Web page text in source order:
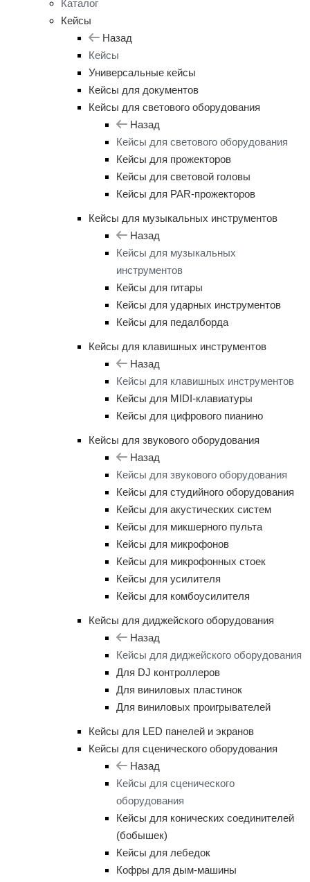
Каталог
Кейсы
Назад
Кейсы
Универсальные кейсы
Кейсы для документов
Кейсы для светового оборудования
Назад
Кейсы для светового оборудования
Кейсы для прожекторов
Кейсы для световой головы
Кейсы для PAR-прожекторов
Кейсы для музыкальных инструментов
Назад
Кейсы для музыкальных
инструментов
Кейсы для гитары
Кейсы для ударных инструментов
Кейсы для педалборда
Кейсы для клавишных инструментов
Назад
Кейсы для клавишных инструментов
Кейсы для MIDI-клавиатуры
Кейсы для цифрового пианино
Кейсы для звукового оборудования
Назад
Кейсы для звукового оборудования
Кейсы для студийного оборудования
Кейсы для акустических систем
Кейсы для микшерного пульта
Кейсы для микрофонов
Кейсы для микрофонных стоек
Кейсы для усилителя
Кейсы для комбоусилителя
Кейсы для диджейского оборудования
Назад
Кейсы для диджейского оборудования
Для DJ контроллеров
Для виниловых пластинок
Для виниловых проигрывателей
Кейсы для LED панелей и экранов
Кейсы для сценического оборудования
Назад
Кейсы для сценического
оборудования
Кейсы для конических соединителей
(бобышек)
Кейсы для лебедок
Кофры для дым-машины